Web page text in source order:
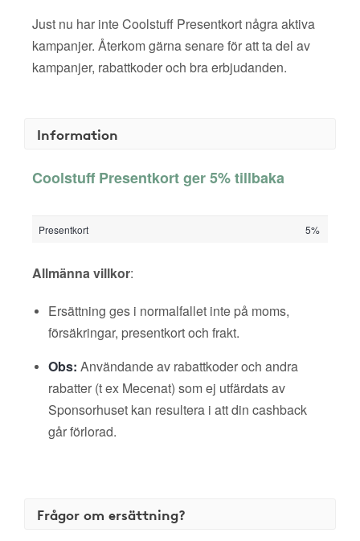
Just nu har inte Coolstuff Presentkort några aktiva
kampanjer. Återkom gärna senare för att ta del av
kampanjer, rabattkoder och bra erbjudanden.
Information
Coolstuff Presentkort ger 5% tillbaka
Presentkort 5%
Allmänna villkor:
Ersättning ges i normalfallet inte på moms,
försäkringar, presentkort och frakt.
Obs: Användande av rabattkoder och andra
rabatter (t ex Mecenat) som ej utfärdats av
Sponsorhuset kan resultera i att din cashback
går förlorad.
Frågor om ersättning?